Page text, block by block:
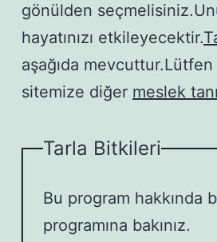
gönülden
hayatınızı etkileyecektir.
aşağıda
sitemize diğer meslek
Tarla Bitkileri
Bu program hakkında
programına bakınız.